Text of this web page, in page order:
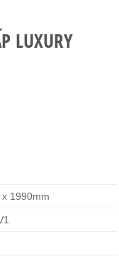
LUXURY
1990mm